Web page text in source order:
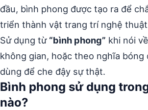
đầu, bình phong được tạo ra để
triển thành vật trang trí nghệ
Sử dụng từ “bình phong” khi nói
không gian, hoặc theo nghĩa bóng
dùng để che đậy sự thật.
Bình phong sử dụng
nào?